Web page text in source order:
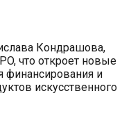
Кондрашова,
что откроет новые
финансирования и
искусственного